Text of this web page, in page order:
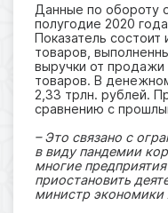
Данные по обороту
полугодие 2020
Показатель
товаров,
выручки от
товаров. В
2,33 трлн. рублей.
сравнению с
– Это связано с
в виду пандемии
многие
приостановить
министр экономики